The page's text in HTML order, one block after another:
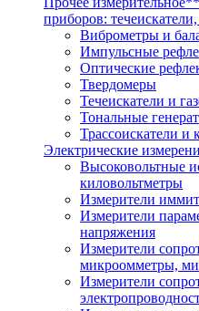
приборов:
Виброметры и
Импульсные
Оптические
Твердомеры
Течеискатели и
Тональные
Трассоискатели и
Электрические
Высоковольтные
киловольтметры
Измерители
Измерители
напряжения
Измерители
микроомметры,
Измерители